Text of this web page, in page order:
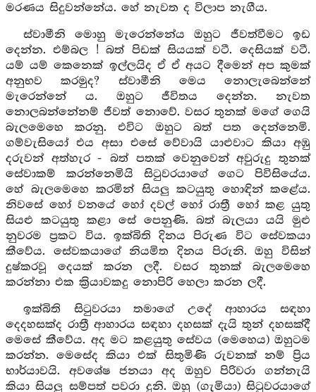
මරණය සිදුවන්නේය. හේ නැවත ද විලාප නැගීය.
ස්වාමීනි මොහු මැරෙන්නේය ඔහුට ජීවත්වීමට ඉඩ
දෙන්න. එම්බල ! බත් පිඩක් සියයක් වටී. දෙසියක් වටී.
යම් යම් කෙනෙක් ඉල්ලයිද ඒ ඒ අයට දීමෙන් අප කුමක්
අනුභව කරමුද? ස්වාමීනි මෙය නොලැබෙන්නේ
මැරෙන්නේ ය. ඔහුට ජීවිතය දෙන්න. නැවත
නොලබන්නේනම් ජීවත් නොවේ. වසර තුනක් මගේ ගෙයි
බැලමෙහෙ කරනු. එවිට ඔහුට බත් පත දෙන්නෙමි.
ගම්වැසියෝ එය අසා එසේ වේවායි යාළුවාට කියා අඹු
දරුවන් අත්හැර - බත් පතක් වෙනුවෙන් අවුරුදු තුනක්
සේවාකම් කරන්නෙමියි සිටුවරයාගේ ගෙට පිවිසියේය.
හේ බැලමෙහෙ කරමින් සියලු කටයුතු හොඳින් කළේය.
නිවසේ හෝ වනයේ හෝ දවල් හෝ රාත්‍රී හෝ කළ යුතු
සියළු කටයුතු කළා සේ පෙනුණි. බත් බැලයා යයි මුළු
නුවරම ප්‍රකට විය. ඉක්බිති දිනය පිරුණ විට සේවකයා
කීවේය. සේවකයාගේ නියමිත දිනය පිරුනි. ඔහු විසින්
දුෂ්කරවූ දෙයක් කරන ලදී. වසර තුනක් බැලමෙහෙ
කරන්නා එක ක්‍රියාවකදු නොපිරි හෙලා කරන ලදී.
ඉක්බිති සිටුවරයා තමාගේ උදේ ආහාරය සඳහා
දෙදහසක්ද රාත්‍රී ආහාරය සඳහා දහසක් දැයි තුන් දහසක්දී
මෙසේ කීවේය. අද මට කළයුතු සේවය (මෙහෙය) ඔහුටම
කරන්න. මෙසේද කියා එක් සිතුමිණි රුවනක් නම් ප්‍රිය
භාර්යාවයි. අවශේෂ ජනයා අද ඔහුව පිරිවරා ගන්නැයි
කියා සියලු සම්පත් පවරා දුනි. ඔහු (ගැමියා) සිටුවරයාගේ